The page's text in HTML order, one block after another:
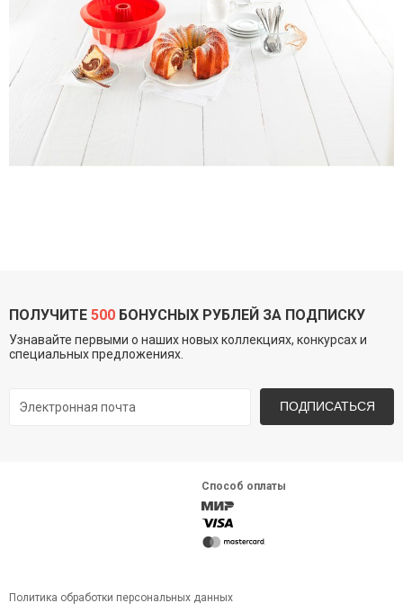
ПОЛУЧИТЕ 500 БОНУСНЫХ РУБЛЕЙ ЗА ПОДПИСКУ
Узнавайте первыми о наших новых коллекциях, конкурсах и
специальных предложениях.
ПОДПИСАТЬСЯ
Способ оплаты
Политика обработки персональных данных